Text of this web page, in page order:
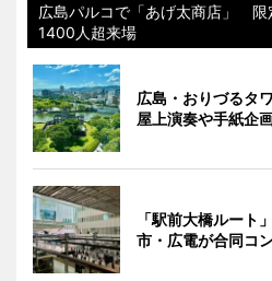
広島パルコで「あげ太商店」 限
1400人超来場
広島・おりづるタ
屋上演奏や手紙企
「駅前大橋ルー
市・広電が合同コ